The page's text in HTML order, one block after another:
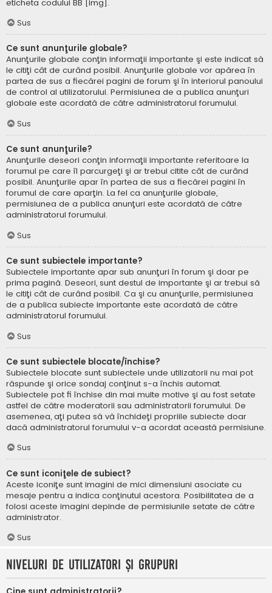
eticheta codului BB [img].
Sus
Ce sunt anunţurile globale?
Anunţurile globale conţin informaţii importante şi este indicat să
le citiţi cât de curând posibil. Anunţurile globale vor apărea în
partea de sus a fiecărei pagini de forum şi în interiorul panoului
de control al utilizatorului. Permisiunea de a publica anunţuri
globale este acordată de către administratorul forumului.
Sus
Ce sunt anunţurile?
Anunţurile deseori conţin informaţii importante referitoare la
forumul pe care îl parcurgeţi şi ar trebui citite cât de curând
posibil. Anunţurile apar în partea de sus a fiecărei pagini în
forumul de care aparţin. La fel ca anunţurile globale,
permisiunea de a publica anunţuri este acordată de către
administratorul forumului.
Sus
Ce sunt subiectele importante?
Subiectele importante apar sub anunţuri în forum şi doar pe
prima pagină. Deseori, sunt destul de importante şi ar trebui să
le citiţi cât de curând posibil. Ca şi cu anunţurile, permisiunea
de a publica subiecte importante este acordată de către
administratorul forumului.
Sus
Ce sunt subiectele blocate/închise?
Subiectele blocate sunt subiectele unde utilizatorii nu mai pot
răspunde şi orice sondaj conţinut s-a închis automat.
Subiectele pot fi închise din mai multe motive şi au fost setate
astfel de către moderatorii sau administratorii forumului. De
asemenea, aţi putea să vă închideţi propriile subiecte doar
dacă administratorul forumului v-a acordat această permisiune.
Sus
Ce sunt iconiţele de subiect?
Aceste iconiţe sunt imagini de mici dimensiuni asociate cu
mesaje pentru a indica conţinutul acestora. Posibilitatea de a
folosi aceste imagini depinde de permisiunile setate de către
administrator.
Sus
Niveluri de utilizatori şi grupuri